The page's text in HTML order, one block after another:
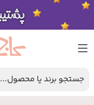
جستجو برند یا محصول...